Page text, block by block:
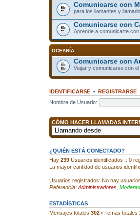
Comunicarse con
para los llamantes y
Comunicarse con
Aprende a comunicarte
OCEANÍA
Comunicarse con
Viajar y comunicarse con
IDENTIFICARSE• REGISTRARSE
Nombre de Usuario:
CÓMO HACER LLAMADAS
¿QUIÉN ESTÁ CONECTADO?
Hay 239Usuarios identificados :: 0
La mayor cantidad de usuarios
Usuarios registrados: No hay
Referencia: Administradores,
ESTADÍSTICAS
Mensajes totales 302• Temas totales